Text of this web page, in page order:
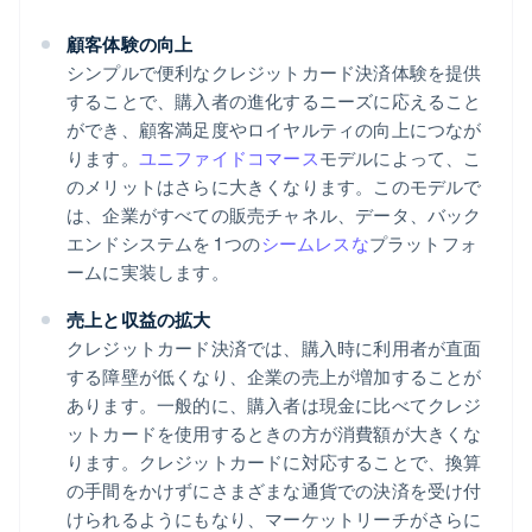
顧客体験の向上
シンプルで便利なクレジットカード決済体験を提供
することで、購入者の進化するニーズに応えること
ができ、顧客満足度やロイヤルティの向上につなが
ります。 ユニファイドコマースモデルによって、こ
のメリットはさらに大きくなります。このモデルで
は、企業がすべての販売チャネル、データ、バック
エンドシステムを 1 つのシームレスなプラットフォ
ームに実装します。
売上と収益の拡大
クレジットカード決済では、購入時に利用者が直面
する障壁が低くなり、企業の売上が増加することが
あります。一般的に、購入者は現金に比べてクレジ
ットカードを使用するときの方が消費額が大きくな
ります。クレジットカードに対応することで、換算
の手間をかけずにさまざまな通貨での決済を受け付
けられるようにもなり、マーケットリーチがさらに